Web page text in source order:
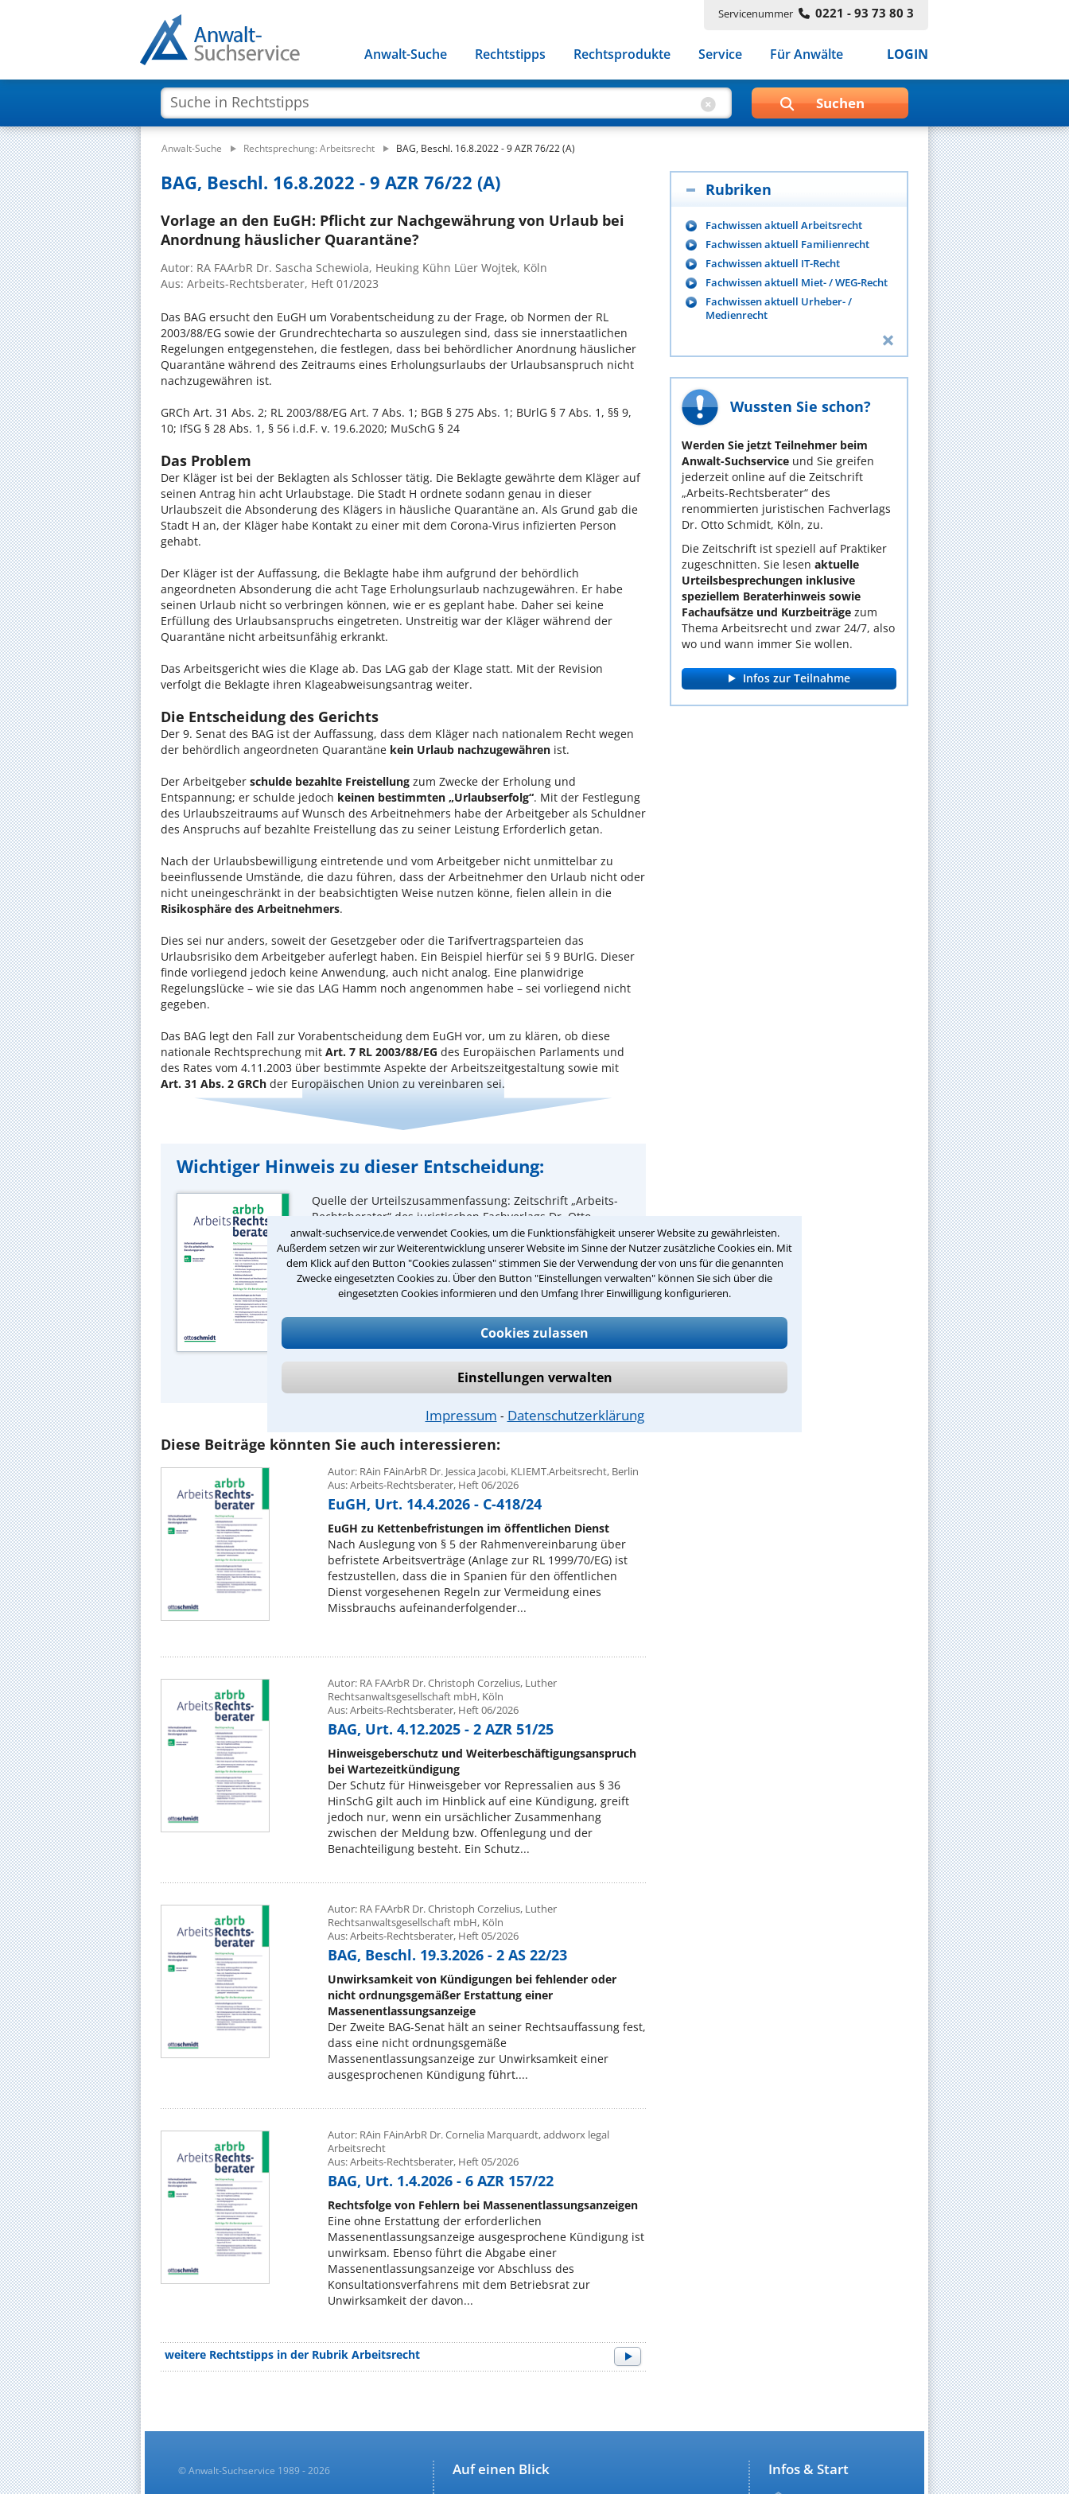
anwalt-suchservice.de verwendet Cookies, um die Funktionsfähigkeit unserer Website zu gewährleisten.
Außerdem setzen wir zur Weiterentwicklung unserer Website im Sinne der Nutzer zusätzliche Cookies ein. Mit
dem Klick auf den Button "Cookies zulassen" stimmen Sie der Verwendung der von uns für die genannten
Zwecke eingesetzten Cookies zu. Über den Button "Einstellungen verwalten" können Sie sich über die
eingesetzten Cookies informieren und den Umfang Ihrer Einwilligung konfigurieren.
Cookies zulassen
Einstellungen verwalten
Impressum ⁃ Datenschutzerklärung
Servicenummer 0221 - 93 73 80 3
Anwalt-Suche Rechtstipps Rechtsprodukte Service Für Anwälte LOGIN
Anwalt-Suche Rechtsprechung: Arbeitsrecht BAG, Beschl. 16.8.2022 - 9 AZR 76/22 (A)
BAG, Beschl. 16.8.2022 - 9 AZR 76/22 (A)
Vorlage an den EuGH: Pflicht zur Nachgewährung von Urlaub bei
Anordnung häuslicher Quarantäne?
Autor: RA FAArbR Dr. Sascha Schewiola, Heuking Kühn Lüer Wojtek, Köln
Aus: Arbeits-Rechtsberater, Heft 01/2023
Das BAG ersucht den EuGH um Vorabentscheidung zu der Frage, ob Normen der RL
2003/88/EG sowie der Grundrechtecharta so auszulegen sind, dass sie innerstaatlichen
Regelungen entgegenstehen, die festlegen, dass bei behördlicher Anordnung häuslicher
Quarantäne während des Zeitraums eines Erholungsurlaubs der Urlaubsanspruch nicht
nachzugewähren ist.
GRCh Art. 31 Abs. 2; RL 2003/88/EG Art. 7 Abs. 1; BGB § 275 Abs. 1; BUrlG § 7 Abs. 1, §§ 9,
10; IfSG § 28 Abs. 1, § 56 i.d.F. v. 19.6.2020; MuSchG § 24
Das Problem
Der Kläger ist bei der Beklagten als Schlosser tätig. Die Beklagte gewährte dem Kläger auf
seinen Antrag hin acht Urlaubstage. Die Stadt H ordnete sodann genau in dieser
Urlaubszeit die Absonderung des Klägers in häusliche Quarantäne an. Als Grund gab die
Stadt H an, der Kläger habe Kontakt zu einer mit dem Corona-Virus infizierten Person
gehabt.
Der Kläger ist der Auffassung, die Beklagte habe ihm aufgrund der behördlich
angeordneten Absonderung die acht Tage Erholungsurlaub nachzugewähren. Er habe
seinen Urlaub nicht so verbringen können, wie er es geplant habe. Daher sei keine
Erfüllung des Urlaubsanspruchs eingetreten. Unstreitig war der Kläger während der
Quarantäne nicht arbeitsunfähig erkrankt.
Das Arbeitsgericht wies die Klage ab. Das LAG gab der Klage statt. Mit der Revision
verfolgt die Beklagte ihren Klageabweisungsantrag weiter.
Die Entscheidung des Gerichts
Der 9. Senat des BAG ist der Auffassung, dass dem Kläger nach nationalem Recht wegen
der behördlich angeordneten Quarantäne kein Urlaub nachzugewähren ist.
Der Arbeitgeber schulde bezahlte Freistellung zum Zwecke der Erholung und
Entspannung; er schulde jedoch keinen bestimmten „Urlaubserfolg“. Mit der Festlegung
des Urlaubszeitraums auf Wunsch des Arbeitnehmers habe der Arbeitgeber als Schuldner
des Anspruchs auf bezahlte Freistellung das zu seiner Leistung Erforderlich getan.
Nach der Urlaubsbewilligung eintretende und vom Arbeitgeber nicht unmittelbar zu
beeinflussende Umstände, die dazu führen, dass der Arbeitnehmer den Urlaub nicht oder
nicht uneingeschränkt in der beabsichtigten Weise nutzen könne, fielen allein in die
Risikosphäre des Arbeitnehmers.
Dies sei nur anders, soweit der Gesetzgeber oder die Tarifvertragsparteien das
Urlaubsrisiko dem Arbeitgeber auferlegt haben. Ein Beispiel hierfür sei § 9 BUrlG. Dieser
finde vorliegend jedoch keine Anwendung, auch nicht analog. Eine planwidrige
Regelungslücke – wie sie das LAG Hamm noch angenommen habe – sei vorliegend nicht
gegeben.
Das BAG legt den Fall zur Vorabentscheidung dem EuGH vor, um zu klären, ob diese
nationale Rechtsprechung mit Art. 7 RL 2003/88/EG des Europäischen Parlaments und
des Rates vom 4.11.2003 über bestimmte Aspekte der Arbeitszeitgestaltung sowie mit
Art. 31 Abs. 2 GRCh der Europäischen Union zu vereinbaren sei.
Wichtiger Hinweis zu dieser Entscheidung:
Quelle der Urteilszusammenfassung: Zeitschrift „Arbeits-
Rechtsberater“ des juristischen Fachverlags Dr. Otto
Schmidt, Köln.
Lesen Sie hier ein Beispiel mit Konsequenzen für
die Praxis und Beraterhinweis
lesen Sie zusätzlich die Konsequenzen für Ihre praktische
Arbeit und weitergehende Beraterhinweise des Autors.
Ausführliche Infos unter: 0221-93738630
Diese Beiträge könnten Sie auch interessieren:
Autor: RAin FAinArbR Dr. Jessica Jacobi, KLIEMT.Arbeitsrecht, Berlin
Aus: Arbeits-Rechtsberater, Heft 06/2026
EuGH, Urt. 14.4.2026 - C-418/24
EuGH zu Kettenbefristungen im öffentlichen Dienst
Nach Auslegung von § 5 der Rahmenvereinbarung über
befristete Arbeitsverträge (Anlage zur RL 1999/70/EG) ist
festzustellen, dass die in Spanien für den öffentlichen
Dienst vorgesehenen Regeln zur Vermeidung eines
Missbrauchs aufeinanderfolgender...
Autor: RA FAArbR Dr. Christoph Corzelius, Luther
Rechtsanwaltsgesellschaft mbH, Köln
Aus: Arbeits-Rechtsberater, Heft 06/2026
BAG, Urt. 4.12.2025 - 2 AZR 51/25
Hinweisgeberschutz und Weiterbeschäftigungsanspruch
bei Wartezeitkündigung
Der Schutz für Hinweisgeber vor Repressalien aus § 36
HinSchG gilt auch im Hinblick auf eine Kündigung, greift
jedoch nur, wenn ein ursächlicher Zusammenhang
zwischen der Meldung bzw. Offenlegung und der
Benachteiligung besteht. Ein Schutz...
Autor: RA FAArbR Dr. Christoph Corzelius, Luther
Rechtsanwaltsgesellschaft mbH, Köln
Aus: Arbeits-Rechtsberater, Heft 05/2026
BAG, Beschl. 19.3.2026 - 2 AS 22/23
Unwirksamkeit von Kündigungen bei fehlender oder
nicht ordnungsgemäßer Erstattung einer
Massenentlassungsanzeige
Der Zweite BAG-Senat hält an seiner Rechtsauffassung fest,
dass eine nicht ordnungsgemäße
Massenentlassungsanzeige zur Unwirksamkeit einer
ausgesprochenen Kündigung führt....
Autor: RAin FAinArbR Dr. Cornelia Marquardt, addworx legal
Arbeitsrecht
Aus: Arbeits-Rechtsberater, Heft 05/2026
BAG, Urt. 1.4.2026 - 6 AZR 157/22
Rechtsfolge von Fehlern bei Massenentlassungsanzeigen
Eine ohne Erstattung der erforderlichen
Massenentlassungsanzeige ausgesprochene Kündigung ist
unwirksam. Ebenso führt die Abgabe einer
Massenentlassungsanzeige vor Abschluss des
Konsultationsverfahrens mit dem Betriebsrat zur
Unwirksamkeit der davon...
weitere Rechtstipps in der Rubrik Arbeitsrecht
Rubriken
Fachwissen aktuell Arbeitsrecht
Fachwissen aktuell Familienrecht
Fachwissen aktuell IT-Recht
Fachwissen aktuell Miet- / WEG-Recht
Fachwissen aktuell Urheber- /
Medienrecht
Wussten Sie schon?
Werden Sie jetzt Teilnehmer beim
Anwalt-Suchservice und Sie greifen
jederzeit online auf die Zeitschrift
„Arbeits-Rechtsberater“ des
renommierten juristischen Fachverlags
Dr. Otto Schmidt, Köln, zu.
Die Zeitschrift ist speziell auf Praktiker
zugeschnitten. Sie lesen aktuelle
Urteilsbesprechungen inklusive
speziellem Beraterhinweis sowie
Fachaufsätze und Kurzbeiträge zum
Thema Arbeitsrecht und zwar 24/7, also
wo und wann immer Sie wollen.
Infos zur Teilnahme
Infos & Start
Auf einen Blick
© Anwalt-Suchservice 1989 - 2026